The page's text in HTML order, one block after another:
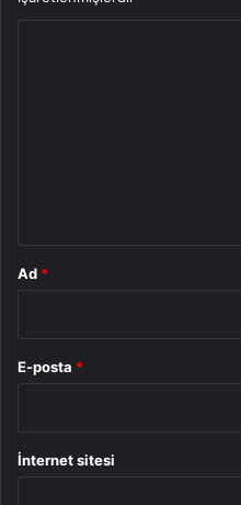
Ad *
E-posta *
İnternet sitesi